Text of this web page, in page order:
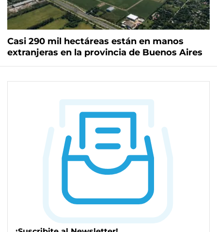
Casi 290 mil hectáreas están en manos
extranjeras en la provincia de Buenos Aires